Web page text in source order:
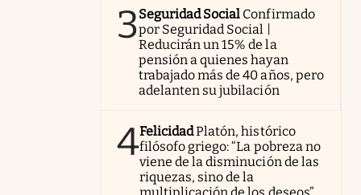
3Seguridad Social Confirmado
por Seguridad Social |
Reducirán un 15% de la
pensión a quienes hayan
trabajado más de 40 años, pero
adelanten su jubilación
4FelicidadPlatón, histórico
filósofo griego: “La pobreza no
viene de la disminución de las
riquezas, sino de la